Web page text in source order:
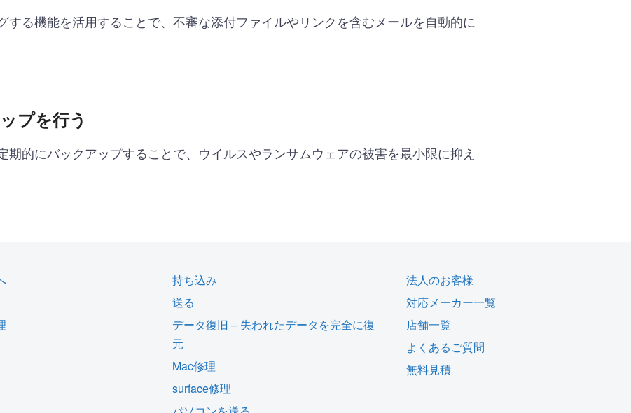
する機能を活用することで、不審な添付ファイルやリンクを含むメールを自動的に
プを行う
期的にバックアップすることで、ウイルスやランサムウェアの被害を最小限に抑え
持ち込み
送る
データ復旧 – 失われたデータを完全に復
元
Mac修理
surface修理
法人のお客様
対応メーカー一覧
店舗一覧
よくあるご質問
無料見積